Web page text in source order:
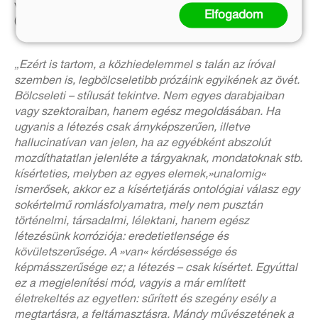
virradóra, október 6-án, álmában érte a halál.
(életrajz forrása: DIA)
„Ezért is tartom, a közhiedelemmel s talán az íróval
szemben is, legbölcseletibb prózáink egyikének az övét.
Bölcseleti – stílusát tekintve. Nem egyes darabjaiban
vagy szektoraiban, hanem egész megoldásában. Ha
ugyanis a létezés csak árnyképszerűen, illetve
hallucinatívan van jelen, ha az egyébként abszolút
mozdíthatatlan jelenléte a tárgyaknak, mondatoknak stb.
kísérteties, melyben az egyes elemek,»unalomig«
ismerősek, akkor ez a kísértetjárás ontológiai válasz egy
sokértelmű romlásfolyamatra, mely nem pusztán
történelmi, társadalmi, lélektani, hanem egész
létezésünk korróziója: eredetietlensége és
kövületszerűsége. A »van« kérdésessége és
képmásszerűsége ez; a létezés – csak kísértet. Egyúttal
ez a megjelenítési mód, vagyis a már említett
életrekeltés az egyetlen: sűrített és szegény esély a
megtartásra, a feltámasztásra. Mándy művészetének a
Elfogadom